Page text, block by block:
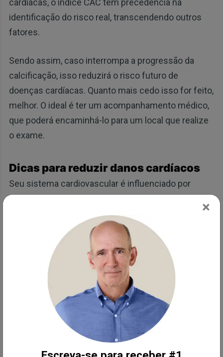
cardíacas, o índice CAC tem precedência na
identificação do risco real, transcendendo outros
fatores.
Sendo assim, caso interrompa a progressão da
calcificação, isso reduzirá o risco futuro de
doenças cardíacas. Quanto mais cedo isso for feito,
melhor. O ideal é ter um acompanhamento médico,
que poderá encaminhá-lo para um local que realize
o exame.
Dicas para reduzir danos cardíacos
Seu sistema cardiovascular é influenciado por
diversos fatores, incluindo alimentação, sono,
exercícios, estresse e medicamentos. Cada um
apresenta um papel único em ajudar ou prejudicar a
saúde cardiovascular.
A pesquisa continua para identificar fatores que
influenciam a saúde do coração e maneiras de usar
essas informações para apoiar e controlar sua
saúde. Considere esses fatores e links para artigos
para ajudá-lo em sua jornada para uma saúde
×